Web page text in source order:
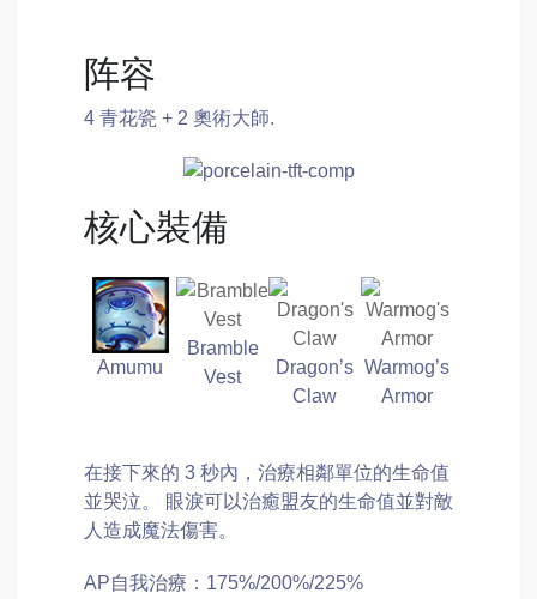
阵容
4 青花瓷 + 2 奧術大師.
核心裝備
Amumu
Bramble
Vest
Dragon’s
Claw
Warmog’s
Armor
在接下來的 3 秒內，治療相鄰單位的生命值
並哭泣。 眼淚可以治癒盟友的生命值並對敵
人造成魔法傷害。
AP自我治療：175%/200%/225%